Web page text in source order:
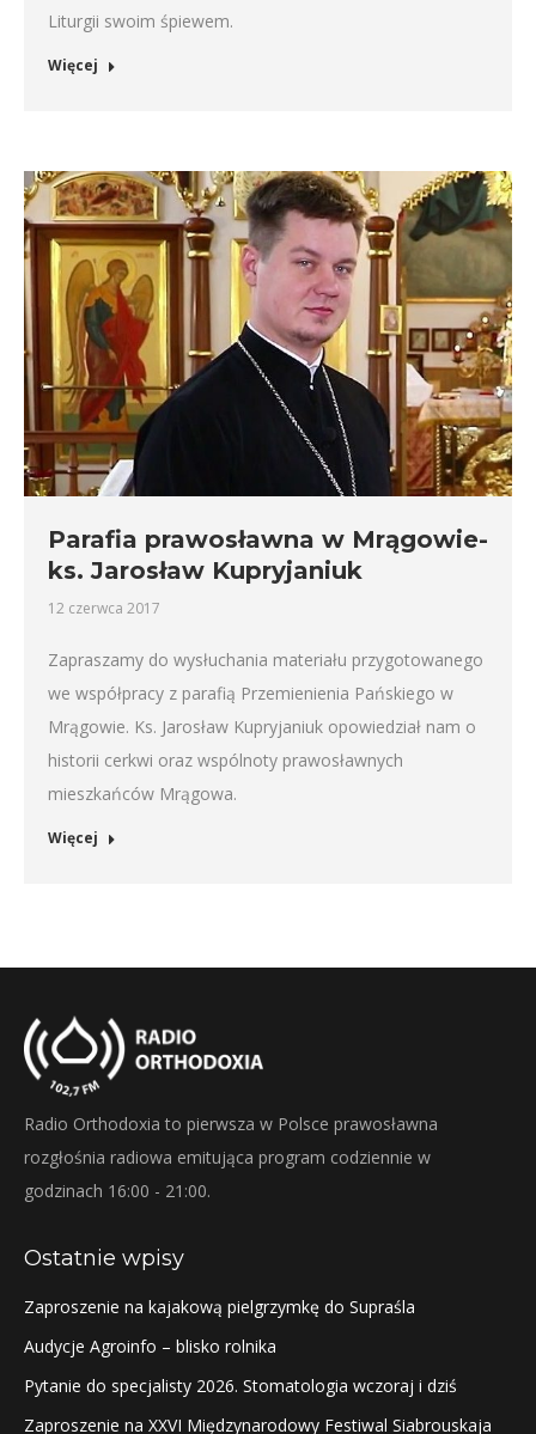
Liturgii swoim śpiewem.
Więcej
Parafia prawosławna w Mrągowie-
ks. Jarosław Kupryjaniuk
12 czerwca 2017
Zapraszamy do wysłuchania materiału przygotowanego
we współpracy z parafią Przemienienia Pańskiego w
Mrągowie. Ks. Jarosław Kupryjaniuk opowiedział nam o
historii cerkwi oraz wspólnoty prawosławnych
mieszkańców Mrągowa.
Więcej
Radio Orthodoxia to pierwsza w Polsce prawosławna
rozgłośnia radiowa emitująca program codziennie w
godzinach 16:00 - 21:00.
Ostatnie wpisy
Zaproszenie na kajakową pielgrzymkę do Supraśla
Audycje Agroinfo – blisko rolnika
Pytanie do specjalisty 2026. Stomatologia wczoraj i dziś
Zaproszenie na XXVI Międzynarodowy Festiwal Siabrouskaja